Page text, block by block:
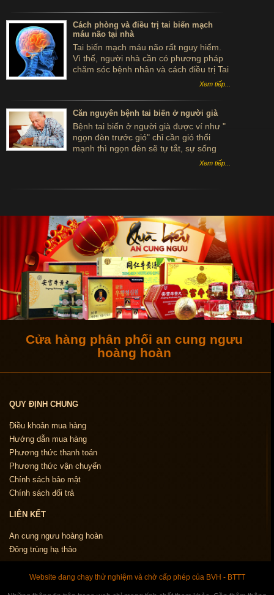
Cách phòng và điều trị tai biến mạch
máu não tại nhà
Tai biến mạch máu não rất nguy hiểm.
Vì thế, người nhà cần có phương pháp
chăm sóc bệnh nhân và cách điều trị Tai
biến mạch máu não tại nhà đúng cách
Xem tiếp...
Căn nguyên bệnh tai biến ở người già
Bệnh tai biến ở người già được ví như "
ngọn đèn trước gió" chỉ cần gió thổi
mạnh thì ngọn đèn sẽ tự tắt, sự sống
của người già khi gặp tai biến cũng
đây?
Xem tiếp...
Cửa hàng phân phối an cung ngưu
hoàng hoàn
QUY ĐỊNH CHUNG
Điều khoản mua hàng
Hướng dẫn mua hàng
Phương thức thanh toán
Phương thức vận chuyển
Chính sách bảo mật
Chính sách đổi trả
LIÊN KẾT
An cung ngưu hoàng hoàn
Đông trùng hạ thảo
Website đang chạy thử nghiệm và chờ cấp phép của BVH - BTTT